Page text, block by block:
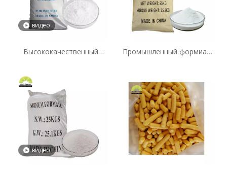
видео
Высококачественный
заводской диоксид титана
оптом по цене диоксид
титана R248 TiO2 97%
хлорирование
Промышленный формиат
формиата кальция,
наноформиат кальция по
лучшей цене.
видео